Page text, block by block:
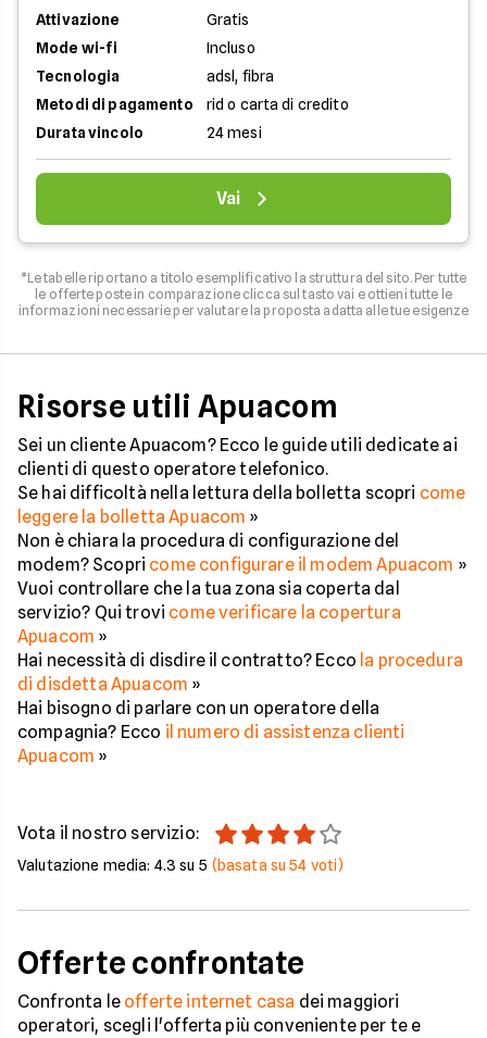
Attivazione
Gratis
Mode wi-fi
Incluso
Tecnologia
adsl, fibra
Metodi di pagamento
rid o carta di credito
Durata vincolo
24 mesi
Vai
*Le tabelle riportano a titolo esemplificativo la struttura del sito. Per tutte
le offerte poste in comparazione clicca sul tasto vai e ottieni tutte le
informazioni necessarie per valutare la proposta adatta alle tue esigenze
Risorse utili Apuacom
Sei un cliente Apuacom? Ecco le guide utili dedicate ai
clienti di questo operatore telefonico.
Se hai difficoltà nella lettura della bolletta scopri come
leggere la bolletta Apuacom »
Non è chiara la procedura di configurazione del
modem? Scopri come configurare il modem Apuacom »
Vuoi controllare che la tua zona sia coperta dal
servizio? Qui trovi come verificare la copertura
Apuacom »
Hai necessità di disdire il contratto? Ecco la procedura
di disdetta Apuacom »
Hai bisogno di parlare con un operatore della
compagnia? Ecco il numero di assistenza clienti
Apuacom »
Vota il nostro servizio:
Valutazione media: 4.3 su 5 (basata su54 voti)
Offerte confrontate
Confronta le offerte internet casa dei maggiori
operatori, scegli l'offerta più conveniente per te e